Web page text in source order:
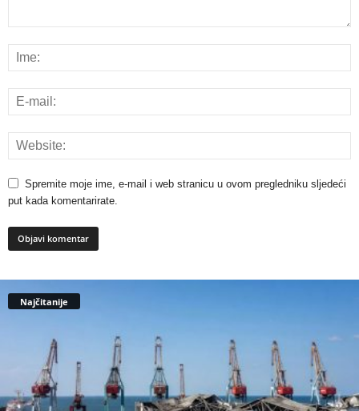
Spremite moje ime, e-mail i web stranicu u ovom pregledniku sljedeći
put kada komentarirate.
Najčitanije